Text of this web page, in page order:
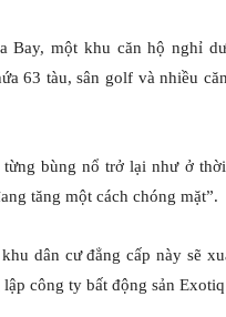
Bay, một khu căn hộ nghỉ
63 tàu, sân golf và nhiều
bùng nổ trở lại như ở
tăng một cách chóng mặt”.
dân cư đẳng cấp này sẽ
công ty bất động sản